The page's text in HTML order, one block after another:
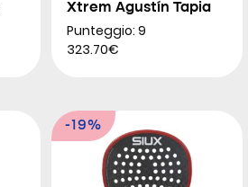
Xtrem Agustín Tapia
2026
Punteggio: 9
323.70€
-19%